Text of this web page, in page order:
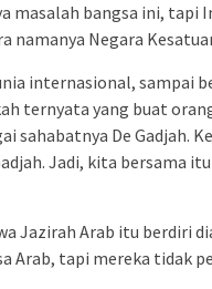
masalah bangsa ini, tapi
namanya Negara
internasional, sampai
ternyata yang buat
sahabatnya De Gadjah.
Jadi, kita bersama
Jazirah Arab itu berdiri
Arab, tapi mereka tidak